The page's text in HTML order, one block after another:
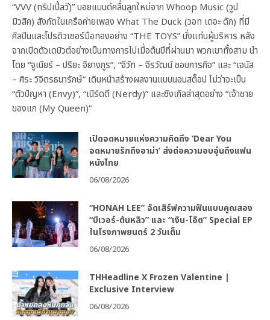
“VVV (ทริปเปิ้ลวี)” บอยแบนด์คลื่นลูกใหม่จาก Whoop Music (วูป
มิวสิค) สังกัดในเครือค่ายเพลง What The Duck (วอท เดอะ ดัก) ที่มี
ศิลปินและโปรดิวเซอร์มือทองอย่าง “THE TOYS” นั่งแท่นผู้บริหาร หลัง
จากเปิดตัวเดบิวต์อย่างเป็นทางการไปเมื่อต้นปีที่ผ่านมา พวกเขาทั้งสาม นำ
โดย “จูเนียร์ – ปริยะ จิยางกูร”, “จีวัท – จีรวัฒน์ ชอบการกิจ” และ “เจนัส
– ศิระ วิจิตรธนารักษ์” เดินหน้าสร้างผลงานแบบนอนสต็อป ไม่ว่าจะเป็น
“ตัวปัญหา (Envy)”, “เนิร์ดดี (Nerdy)” และซิงเกิลล่าสุดอย่าง “เจ้าชาย
ของแก (My Queen)”
เปิดจดหมายแห่งความคิดถึง ‘Dear You
จดหมายรักถึงอาม่า’ ส่งต่อความอบอุ่นถึงแฟน
หนังไทย
06/08/2026
“HONAH LEE” จัดเสิร์ฟความฟินแบบคูณสอง
“บีเวอร์-ต้นหลิว” และ “เงิน-โอ๊ต” Special EP
ในโรงภาพยนตร์ 2 วันเต็ม
06/08/2026
THHeadline X Frozen Valentine |
Exclusive Interview
06/08/2026